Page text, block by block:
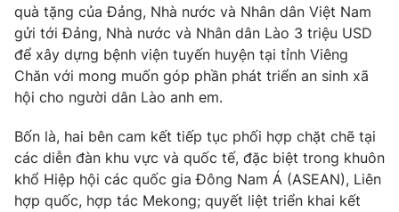
quà tặng của Đảng, Nhà nước và Nhân dân Việt Nam
gửi tới Đảng, Nhà nước và Nhân dân Lào 3 triệu USD
để xây dựng bệnh viện tuyến huyện tại tỉnh Viêng
Chăn với mong muốn góp phần phát triển an sinh xã
hội cho người dân Lào anh em.
Bốn là, hai bên cam kết tiếp tục phối hợp chặt chẽ tại
các diễn đàn khu vực và quốc tế, đặc biệt trong khuôn
khổ Hiệp hội các quốc gia Đông Nam Á (ASEAN), Liên
hợp quốc, hợp tác Mekong; quyết liệt triển khai kết